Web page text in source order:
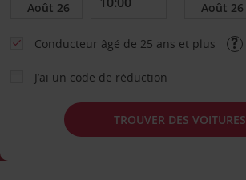
Conducteur âgé de 25 ans et plus
J’ai un code de réduction
TROUVER DES VOITURES